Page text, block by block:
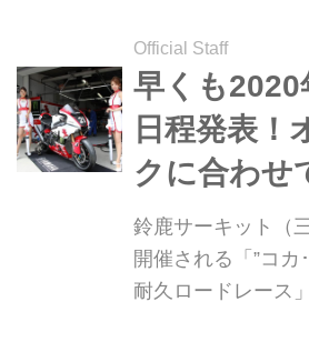
クビューイング会
てはいかがでしょ
Official Staff
早くも2020
日程発表！
クに合わせ
鈴鹿サーキット（
開催される「”コカ
耐久ロードレース